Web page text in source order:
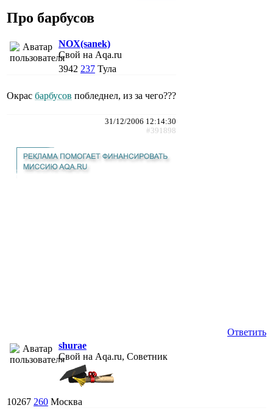
Про барбусов
NOX(sanek)
Свой на Aqa.ru
3942 237 Тула
Окрас барбусов побледнел, из за чего???
31/12/2006 12:14:30
#391898
Ответить
shurae
Свой на Aqa.ru, Советник
10267 260 Москва